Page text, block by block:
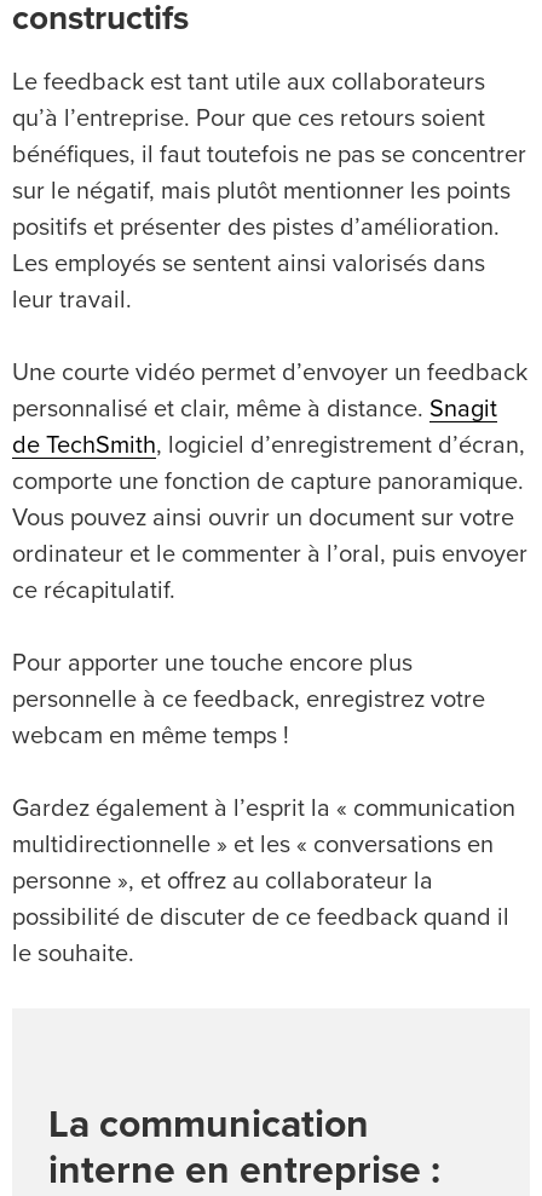
constructifs
Le feedback est tant utile aux collaborateurs
qu’à l’entreprise. Pour que ces retours soient
bénéfiques, il faut toutefois ne pas se concentrer
sur le négatif, mais plutôt mentionner les points
positifs et présenter des pistes d’amélioration.
Les employés se sentent ainsi valorisés dans
leur travail.
Une courte vidéo permet d’envoyer un feedback
personnalisé et clair, même à distance. Snagit
de TechSmith, logiciel d’enregistrement d’écran,
comporte une fonction de capture panoramique.
Vous pouvez ainsi ouvrir un document sur votre
ordinateur et le commenter à l’oral, puis envoyer
ce récapitulatif.
Pour apporter une touche encore plus
personnelle à ce feedback, enregistrez votre
webcam en même temps !
Gardez également à l’esprit la « communication
multidirectionnelle » et les « conversations en
personne », et offrez au collaborateur la
possibilité de discuter de ce feedback quand il
le souhaite.
La communication
interne en entreprise :